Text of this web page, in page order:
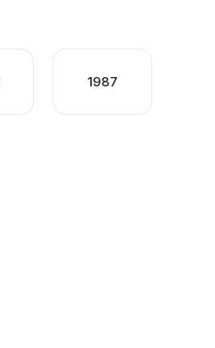
1987